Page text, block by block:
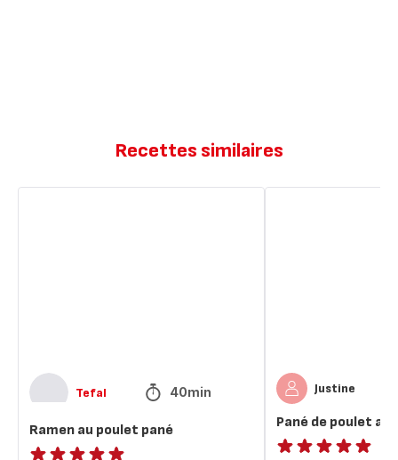
Recettes similaires
Tefal 40min
Ramen au poulet pané
Justine
Pané de poulet